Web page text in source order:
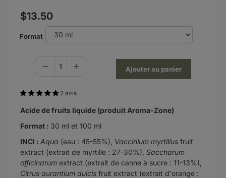
$13.50
Format
2 avis
Acide de fruits liquide (produit Aroma-Zone)
Format : 30 ml et 100 ml
INCI : Aqua (eau : 45-55%), Vaccinium myrtillus fruit
extract (extrait de myrtille : 27-30%), Saccharum
officinarum extract (extrait de canne à sucre : 11-13%),
Citrus aurantium dulcis fruit extract (extrait d'orange :